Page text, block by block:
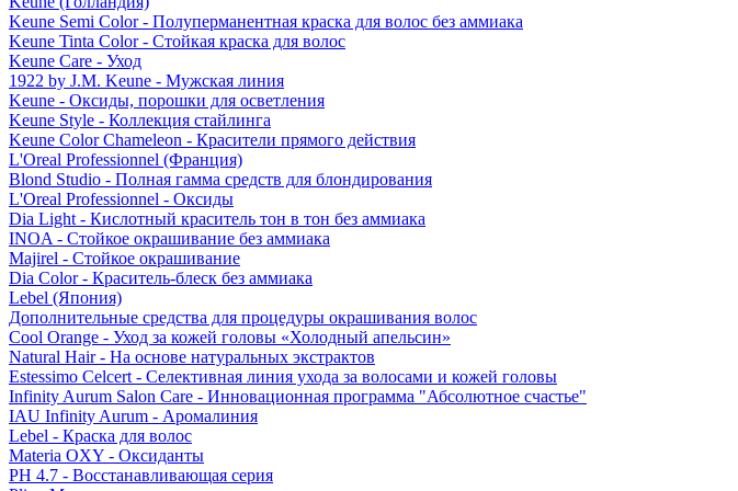
Keune Semi Color - Полуперманентная краска для волос без аммиака
Keune Tinta Color - Стойкая краска для волос
Keune Care - Уход
1922 by J.M. Keune - Мужская линия
Keune - Оксиды, порошки для осветления
Keune Style - Коллекция стайлинга
Keune Color Chameleon - Красители прямого действия
L'Oreal Professionnel (Франция)
Blond Studio - Полная гамма средств для блондирования
L'Oreal Professionnel - Оксиды
Dia Light - Кислотный краситель тон в тон без аммиака
INOA - Стойкое окрашивание без аммиака
Majirel - Стойкое окрашивание
Dia Color - Краситель-блеск без аммиака
Lebel (Япония)
Дополнительные средства для процедуры окрашивания волос
Cool Orange - Уход за кожей головы «Холодный апельсин»
Natural Hair - На основе натуральных экстрактов
Estessimo Celcert - Селективная линия ухода за волосами и кожей головы
Infinity Aurum Salon Care - Инновационная программа "Абсолютное счастье"
IAU Infinity Aurum - Аромалиния
Lebel - Краска для волос
Materia OXY - Оксиданты
PH 4.7 - Восстанавливающая серия